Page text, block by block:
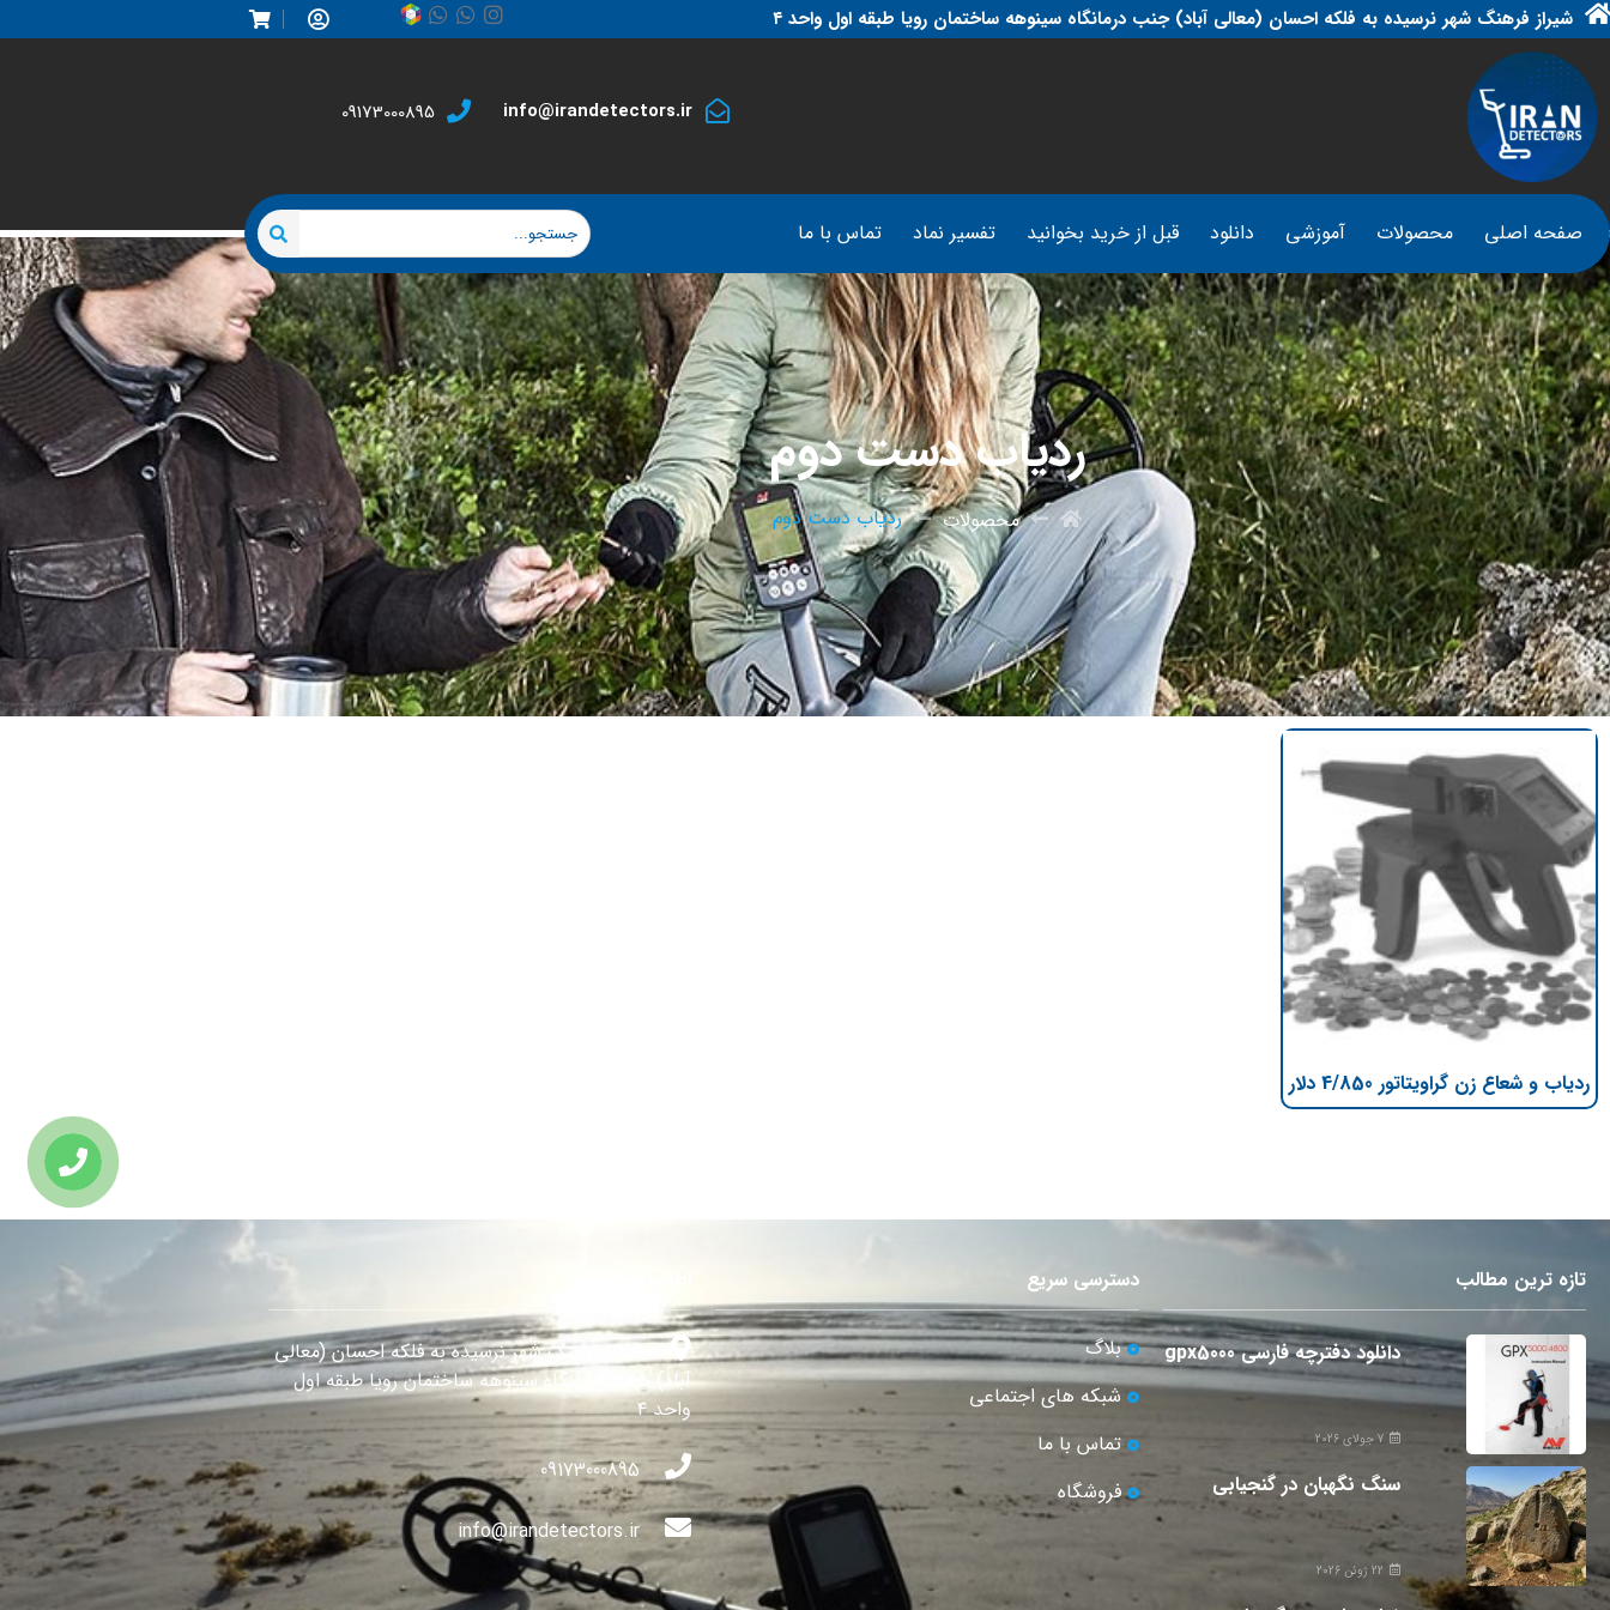
شیراز فرهنگ شهر نرسیده به فلکه احسان (معالی آباد) جنب درمانگاه سینوهه ساختمان رویا طبقه اول واحد ۴
info@irandetectors.ir
09173000895
صفحه اصلی محصولات آموزشی دانلود قبل از خرید بخوانید تفسیر نماد تماس با ما
ردیاب دست دوم
محصولات ردیاب دست دوم
ردیاب و شعاع زن گراویتاتور 4/850 دلار
تازه ترین مطالب
دانلود دفترچه فارسی gpx5000
7 جولای 2026
سنگ نگهبان در گنجیابی
22 ژوئن 2026
دسترسی سریع
بلاگ
شبکه های اجتماعی
تماس با ما
فروشگاه
شیراز فرهنگ شهر نرسیده به فلکه احسان (معالی
آباد) جنب درمانگاه سینوهه ساختمان رویا طبقه اول
واحد ۴
09173000895
info@irandetectors.ir